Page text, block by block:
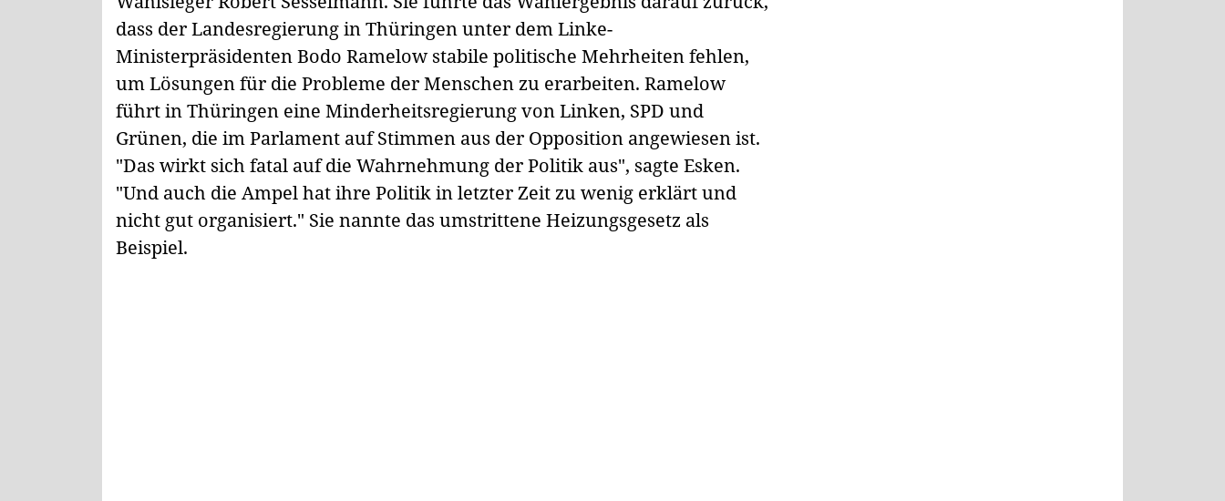
dass der Landesregierung in Thüringen unter dem Linke-
Ministerpräsidenten Bodo Ramelow stabile politische Mehrheiten fehlen,
um Lösungen für die Probleme der Menschen zu erarbeiten. Ramelow
führt in Thüringen eine Minderheitsregierung von Linken, SPD und
Grünen, die im Parlament auf Stimmen aus der Opposition angewiesen ist.
"Das wirkt sich fatal auf die Wahrnehmung der Politik aus", sagte Esken.
"Und auch die Ampel hat ihre Politik in letzter Zeit zu wenig erklärt und
nicht gut organisiert." Sie nannte das umstrittene Heizungsgesetz als
Beispiel.